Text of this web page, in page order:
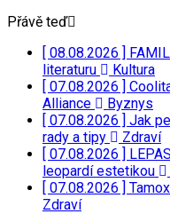
Přávě teď
[ 08.08.2026 ]
literaturu
Kultura
[ 07.08.2026 ]
Alliance
Byznys
[ 07.08.2026 ] Jak
rady a tipy
Zdraví
[ 07.08.2026 ]
leopardí estetikou
[ 07.08.2026 ]
Zdraví